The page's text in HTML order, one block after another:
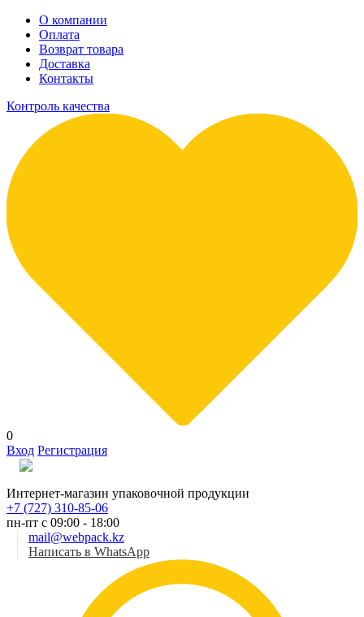
О компании
Оплата
Возврат товара
Доставка
Контакты
Контроль качества
0
Вход Регистрация
Интернет-магазин упаковочной продукции
+7 (727) 310-85-06
пн-пт с 09:00 - 18:00
mail@webpack.kz
Написать в WhatsApp